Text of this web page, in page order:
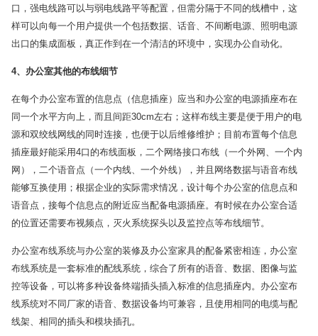
口，强电线路可以与弱电线路平等配置，但需分隔于不同的线槽中，这
样可以向每一个用户提供一个包括数据、话音、不间断电源、照明电源
出口的集成面板，真正作到在一个清洁的环境中，实现办公自动化。
4、办公室其他的布线细节
在每个办公室布置的信息点（信息插座）应当和办公室的电源插座布在
同一个水平方向上，而且间距30cm左右；这样布线主要是便于用户的电
源和双绞线网线的同时连接，也便于以后维修维护；目前布置每个信息
插座最好能采用4口的布线面板，二个网络接口布线（一个外网、一个内
网），二个语音点（一个内线、一个外线），并且网络数据与语音布线
能够互换使用；根据企业的实际需求情况，设计每个办公室的信息点和
语音点，接每个信息点的附近应当配备电源插座。有时候在办公室合适
的位置还需要布视频点，灭火系统探头以及监控点等布线细节。
办公室布线系统与办公室的装修及办公室家具的配备紧密相连，办公室
布线系统是一套标准的配线系统，综合了所有的语音、数据、图像与监
控等设备，可以将多种设备终端插头插入标准的信息插座内。办公室布
线系统对不同厂家的语音、数据设备均可兼容，且使用相同的电缆与配
线架、相同的插头和模块插孔。